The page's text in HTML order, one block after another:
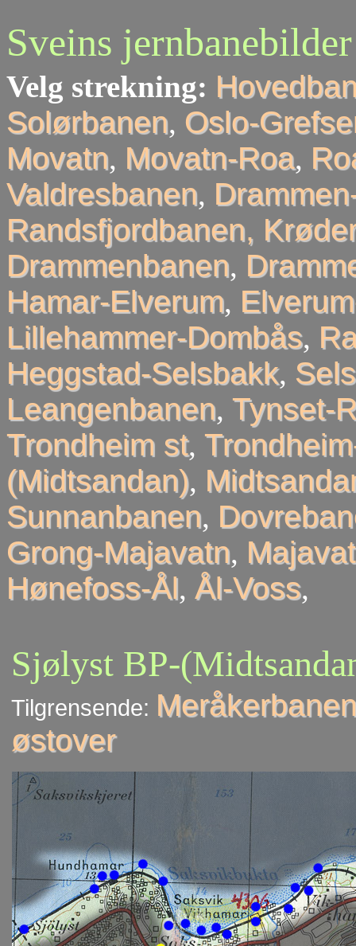
Sveins jernbanebilder
Velg strekning:
Solørbanen, Oslo-
Movatn, Movatn-Roa,
Valdresbanen,
Randsfjordbanen,
Drammenbanen,
Hamar-Elverum,
Lillehammer-Dombås,
Heggstad-Selsbakk,
Leangenbanen, Tynset-
Trondheim st,
(Midtsandan),
Sunnanbanen,
Grong-Majavatn,
Hønefoss-Ål, Ål-Voss,
Sjølyst BP-
Tilgrensende:
østover